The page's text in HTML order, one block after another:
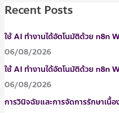
Recent Posts
ใช้ AI ทำงานได้อัตโนมัติด้วย
06/08/2026
ใช้ AI ทำงานได้อัตโนมัติด้วย
06/08/2026
การวินิจฉัยและการจัดการรักษาเนื้